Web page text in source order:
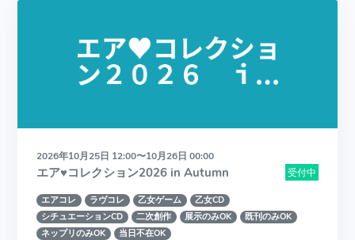
2026年10月25日 12:00〜10月26日 00:00
受付中
エア♥コレクション2026 in Autumn
エアコレ ラヴコレ 乙女ゲーム
乙女CD
シチュエーションCD
二次創作 展示のみOK
既刊のみOK
ネップリのみOK
当日不在OK